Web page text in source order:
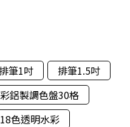
筆1吋
排筆1.5吋
鋁製調色盤30格
色透明水彩